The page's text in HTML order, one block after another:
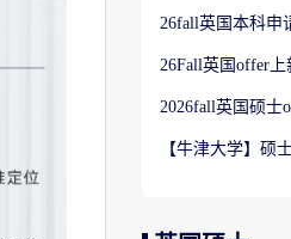
26fall英国本科申
26Fall英国offer
2026fall英国硕士
【牛津大学】硕